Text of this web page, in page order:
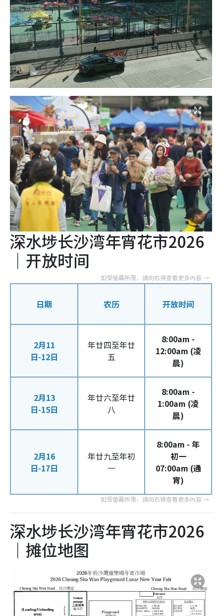
深水埗长沙湾年宵花市2026
｜开放时间
日期 农历 开放时间
2月11
日-12日
年廿四至年廿
五
8:00am -
12:00am (凌
晨)
2月13
日-15日
年廿六至年廿
八
8:00am -
1:00am (凌
晨)
2月16
日-17日
年廿九至年初
一
8:00am - 年
初一
07:00am (通
宵)
深水埗长沙湾年宵花市2026
｜摊位地图